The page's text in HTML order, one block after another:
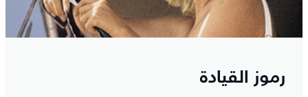
رموز القيادة